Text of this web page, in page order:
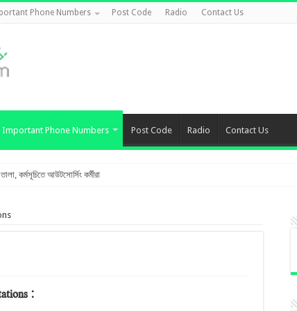
Phone Numbers Post Code Radio Contact Us
Important Phone Numbers Post Code Radio Contact Us
কর্মসূচিতে আউটসোর্সিং কর্মীরা